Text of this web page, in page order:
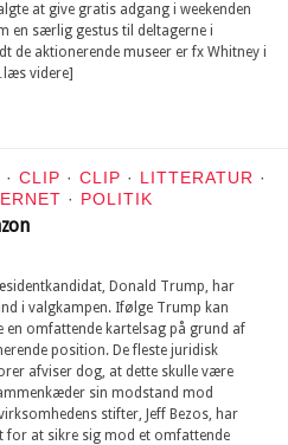
at give gratis adgang i weekenden
en særlig gestus til deltagerne i
de aktionerende museer er fx Whitney i
videre]
· CLIP · CLIP · LITTERATUR ·
· POLITIK
Donald Trump, har
i valgkampen. Ifølge Trump kan
en omfattende kartelsag på grund af
position. De fleste juridisk
afviser dog, at dette skulle være
sin modstand mod
stifter, Jeff Bezos, har
for at sikre sig mod et omfattende